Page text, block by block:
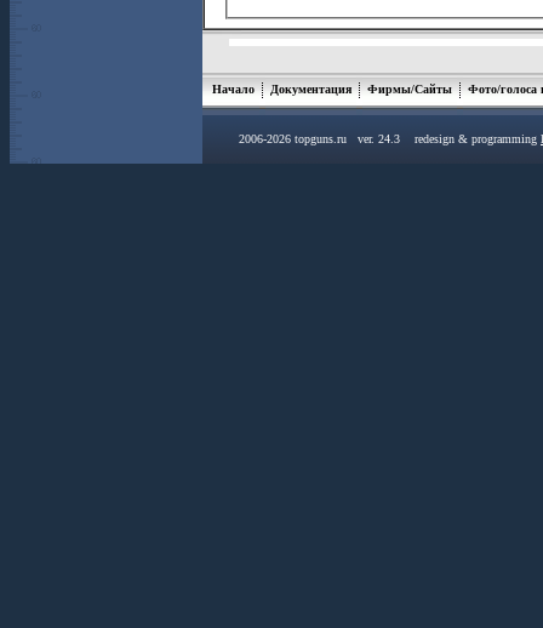
Начало Документация Фирмы/Сайты Фото/голоса
2006-2026 topguns.ru ver. 24.3 redesign & programming